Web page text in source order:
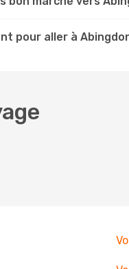
pour aller à